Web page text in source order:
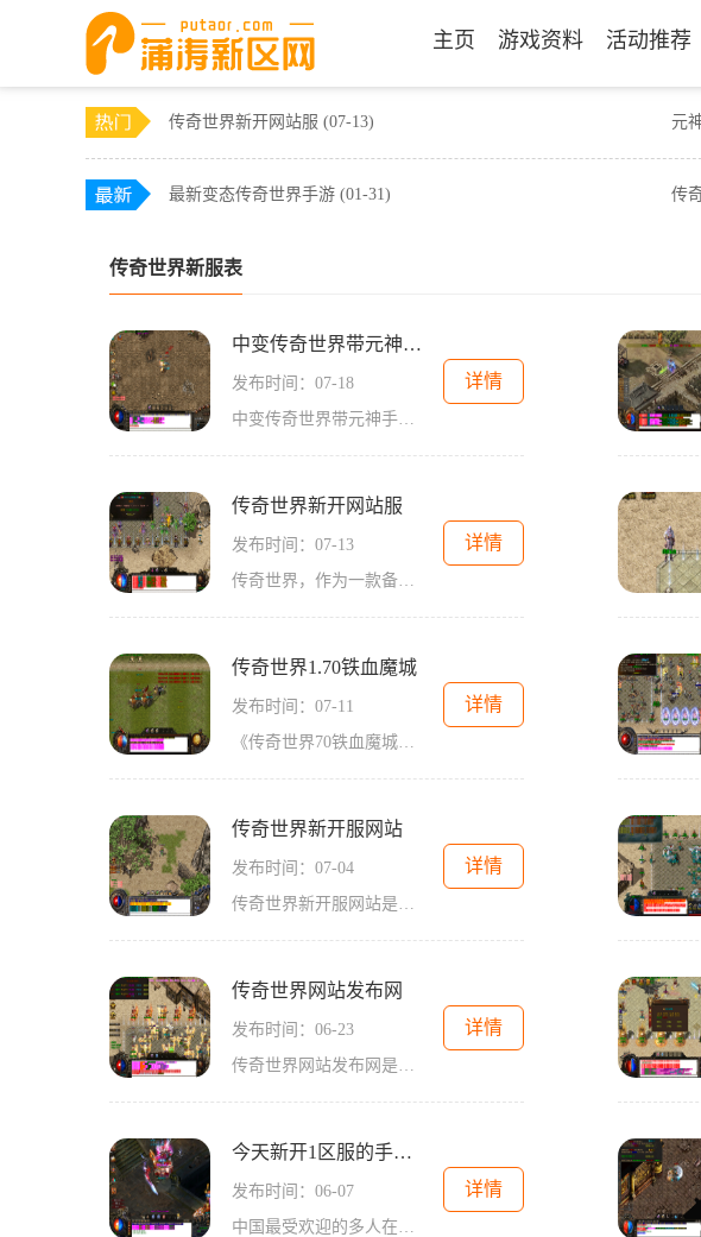
主页 游戏资料 活动推荐
传奇世界新开网站服 (07-13) 元
最新变态传奇世界手游 (01-31) 传
传奇世界新服表
中变传奇世界带元神手游
发布时间：07-18
中变传奇世界带元神手游是一款备受期待的传奇类手游，在玩法设置和游戏体验方面都有着独特之处。让我们来详细介绍一下这款游戏的具体玩法。中变传奇世界带元神手游采用了经典
详情
传奇世界新开网站服
发布时间：07-13
传奇世界，作为一款备受瞩目的网络游戏，自推出以来一直备受热爱游戏的玩家们的喜爱和追捧。而有一家名为“传奇世界新开网站服”的服务器开启，为玩家们带来了更为精彩和刺激
详情
传奇世界1.70铁血魔城
发布时间：07-11
《传奇世界70铁血魔城》是一款经典的角色扮演游戏，游戏以魔幻的背景故事为基础，玩家将扮演英雄角色，探索魔幻世界，完成各种任务和挑战。本文将为大家详细介绍这款游戏的具体
详情
传奇世界新开服网站
发布时间：07-04
传奇世界新开服网站是一个专门提供传奇世界游戏新服信息的网站。对于热爱传奇世界的玩家来说，选择合适的新服是非常重要的，因为新服通常能给玩家带来更公平的游戏环境，同时
详情
传奇世界网站发布网
发布时间：06-23
传奇世界网站发布网是一个以传奇世界游戏为主题的专业网站，提供了丰富的游戏信息和第一手的资讯，让玩家们能够深入了解游戏的玩法和更新内容。今天，我们来为大家介绍一下传
详情
今天新开1区服的手游传奇世界
发布时间：06-07
中国最受欢迎的多人在线游戏《传奇世界》宣布今日隆重开启新的1区服！作为一款经典的沙盘型游戏，《传奇世界》引领了整个网游行业的潮流。首次进入游戏的玩家不仅能够享受到沉
详情